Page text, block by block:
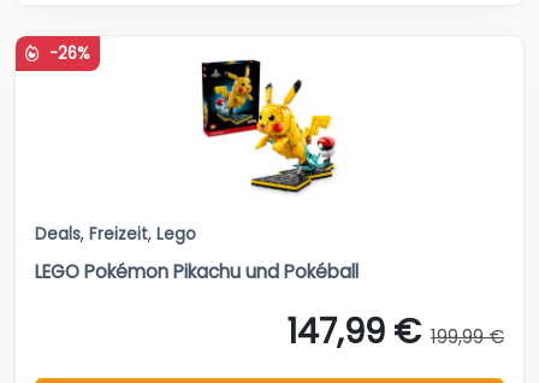
-26%
Deals, Freizeit, Lego
LEGO Pokémon Pikachu und Pokéball
147,99 € 199,99 €